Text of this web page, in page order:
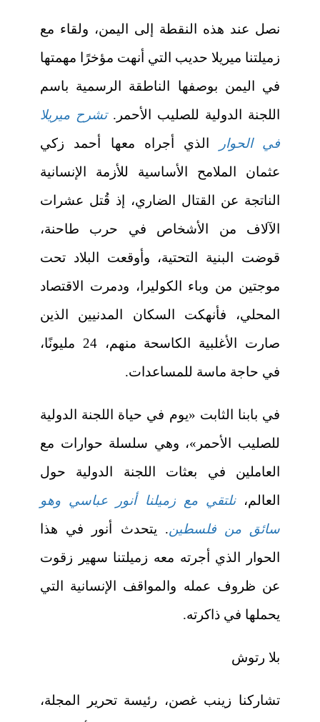
نصل عند هذه النقطة إلى اليمن، ولقاء مع
زميلتنا ميريلا حديب التي أنهت مؤخرًا مهمتها
في اليمن بوصفها الناطقة الرسمية باسم
اللجنة الدولية للصليب الأحمر.تشرح ميريلا
في الحوار
الذي أجراه معها أحمد زكي
عثمان الملامح الأساسية للأزمة الإنسانية
الناتجة عن القتال الضاري، إذ قُتل عشرات
الآلاف من الأشخاص في حرب طاحنة،
قوضت البنية التحتية، وأوقعت البلاد تحت
موجتين من وباء الكوليرا، ودمرت الاقتصاد
المحلي، فأنهكت السكان المدنيين الذين
صارت الأغلبية الكاسحة منهم، 24 مليونًا،
في حاجة ماسة للمساعدات.
في بابنا الثابت «يوم في حياة اللجنة الدولية
للصليب الأحمر»، وهي سلسلة حوارات مع
العاملين في بعثات اللجنة الدولية حول
العالم،نلتقي مع زميلنا أنور عباسي وهو
سائق من فلسطين. يتحدث أنور في هذا
الحوار الذي أجرته معه زميلتنا سهير زقوت
عن ظروف عمله والمواقف الإنسانية التي
يحملها في ذاكرته.
بلا رتوش
تشاركنا زينب غصن، رئيسة تحرير المجلة،